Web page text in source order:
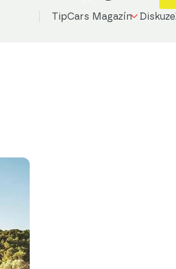
TipCars Magazín Diskuze